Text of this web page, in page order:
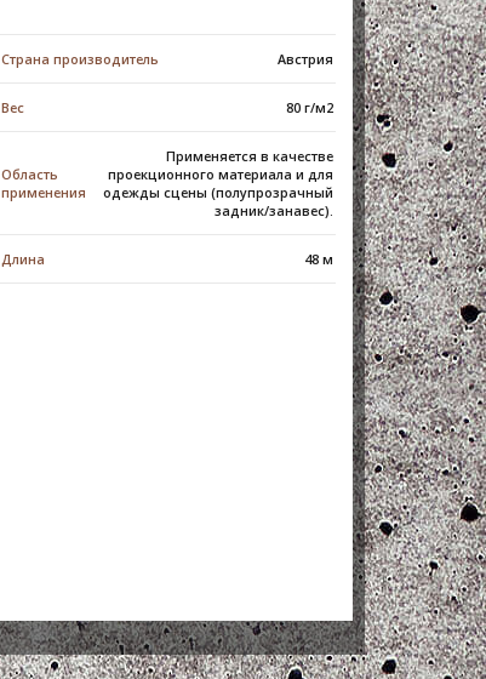
Страна производитель Австрия
Вес 80 г/м2
Область
применения
Применяется в качестве
проекционного материала и для
одежды сцены (полупрозрачный
задник/занавес).
Длина 48 м